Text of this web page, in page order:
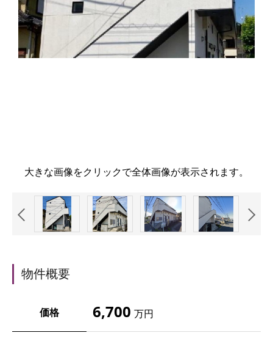
大きな画像をクリックで全体画像が表示されます。
物件概要
価格 6,700 万円